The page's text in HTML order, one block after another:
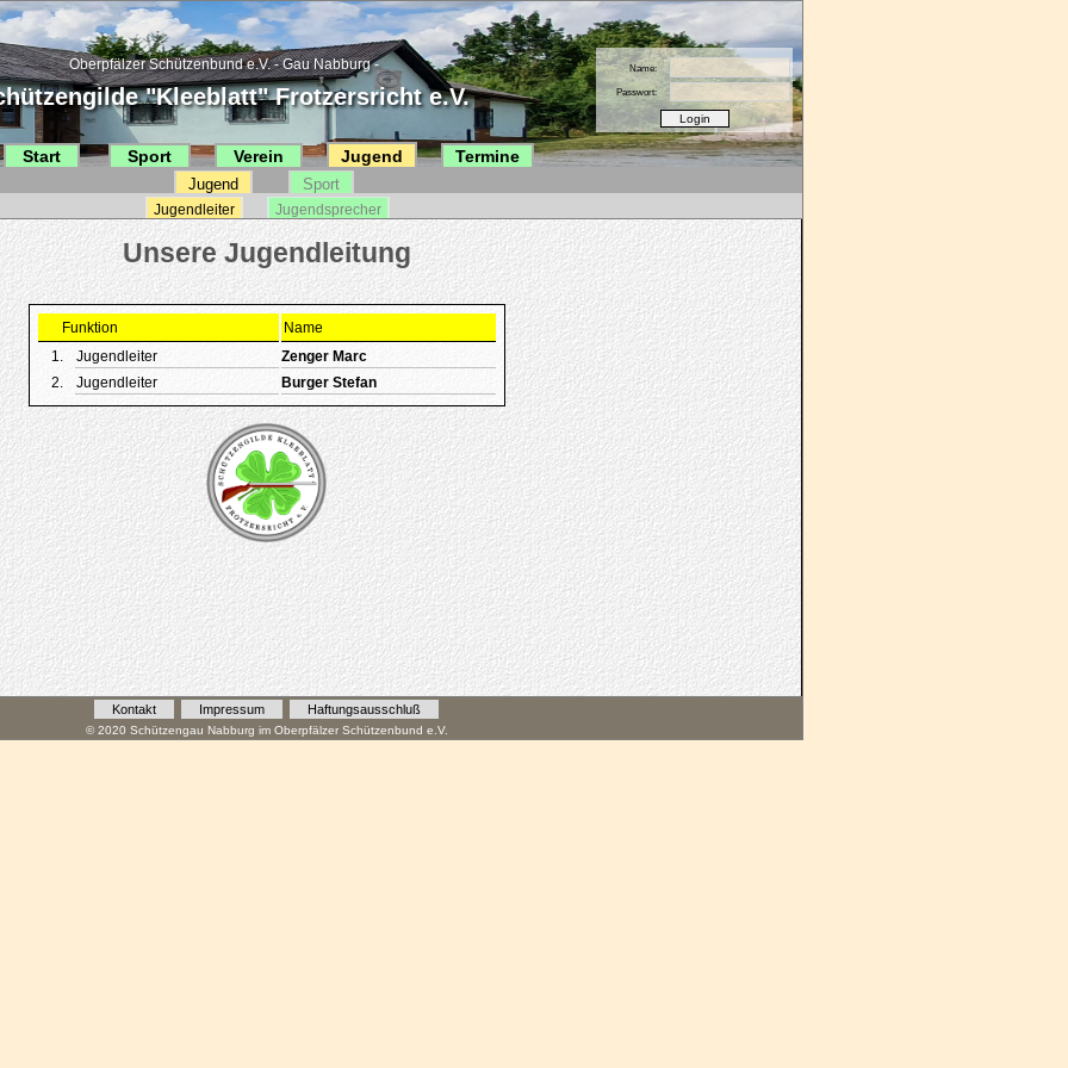
Oberpfälzer Schützenbund e.V. - Gau Nabburg -
"Kleeblatt" Frotzersricht e.V.
Name:
Passwort:
Start Sport Verein Jugend Termine
Jugend Sport
Jugendleiter Jugendsprecher
Funktion
Name
1.
Jugendleiter
Zenger Marc
2.
Jugendleiter Burger Stefan
Kontakt Impressum Haftungsausschluß
© 2020 Schützengau Nabburg im Oberpfälzer Schützenbund e.V.